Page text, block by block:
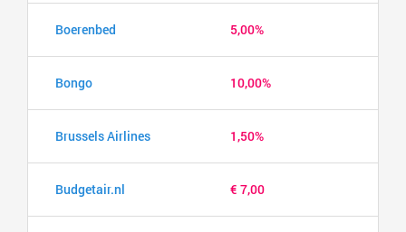
Boerenbed 5,00%
Bongo 10,00%
Brussels Airlines 1,50%
Budgetair.nl € 7,00